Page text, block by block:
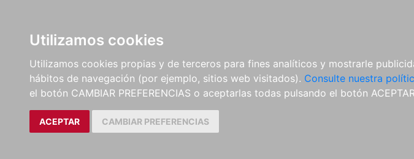
Utilizamos cookies
Utilizamos cookies propias y de terceros para fines analíticos y mostrarle
hábitos de navegación (por ejemplo, sitios web visitados). Consulte nuestra
el botón CAMBIAR PREFERENCIAS o aceptarlas todas pulsando el botón
ACEPTAR CAMBIAR PREFERENCIAS